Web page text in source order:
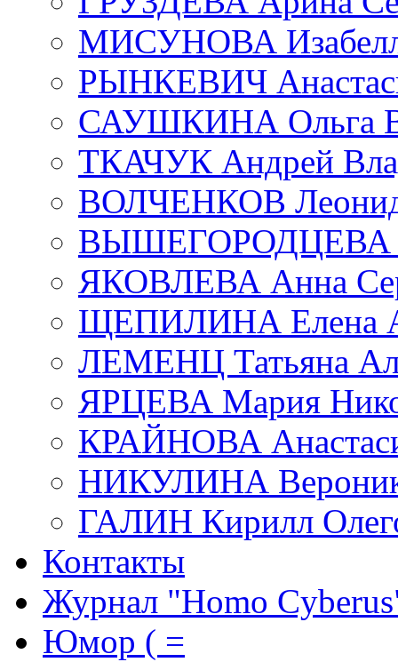
МИСУНОВА
РЫНКЕВИЧ
САУШКИНА Ольга
ТКАЧУК Андрей
ВОЛЧЕНКОВ Леонид
ВЫШЕГОРОДЦЕВА
ЯКОВЛЕВА Анна
ЩЕПИЛИНА Елена
ЛЕМЕНЦ Татьяна
ЯРЦЕВА Мария
КРАЙНОВА
НИКУЛИНА
ГАЛИН Кирилл
Контакты
Журнал "Homo
Юмор ( =